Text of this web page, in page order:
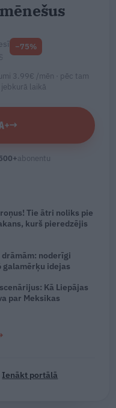
−75%
3.99€ /mēn · pēc tam
laikā
→
+abonentu
Tie ātri noliks pie
kurš pieredzējis
noderīgi
galamērķu idejas
Kā Liepājas
par Meksikas
Ienākt portālā